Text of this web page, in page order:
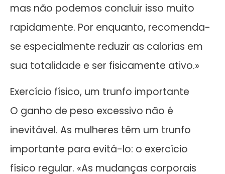
mas não podemos concluir isso muito
rapidamente. Por enquanto, recomenda-
se especialmente reduzir as calorias em
sua totalidade e ser fisicamente ativo.»
Exercício físico, um trunfo importante
O ganho de peso excessivo não é
inevitável. As mulheres têm um trunfo
importante para evitá-lo: o exercício
físico regular. «As mudanças corporais